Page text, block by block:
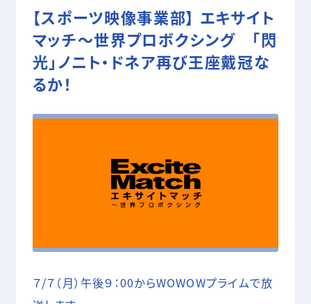
など映像企画・制作
スタジオ部
ドールアップ
05 SHOOTING
撮影技術・編集・MA
【スポーツ映像事業部】 エキサイト
マッチ～世界プロボクシング 「閃
光」ノニト・ドネア再び王座戴冠な
るか！
７/７（月）午後９：00からWOWOWプライムで放